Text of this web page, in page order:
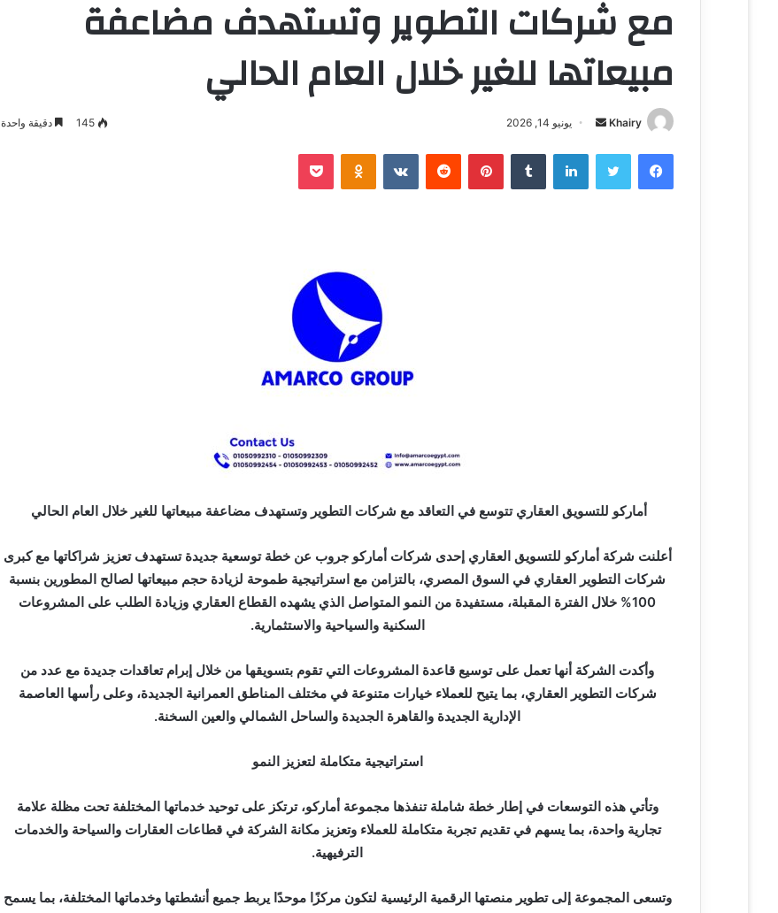
مع شركات التطوير وتستهدف مضاعفة
مبيعاتها للغير خلال العام الحالي
Khairy
أ
ل
يونيو 14, 2026 145 دقيقة واحدة
فيسبوك تويتر لينكدإن ‏Tumblr بينتيريست ‏Reddit
‏VKontakte
Odnoklassniki بوكيت
أماركو للتسويق العقاري تتوسع في التعاقد مع شركات التطوير وتستهدف مضاعفة مبيعاتها للغير خلال العام الحالي
أعلنت شركة أماركو للتسويق العقاري إحدى شركات أماركو جروب عن خطة توسعية جديدة تستهدف تعزيز شراكاتها مع كبرى
شركات التطوير العقاري في السوق المصري، بالتزامن مع استراتيجية طموحة لزيادة حجم مبيعاتها لصالح المطورين بنسبة
100% خلال الفترة المقبلة، مستفيدة من النمو المتواصل الذي يشهده القطاع العقاري وزيادة الطلب على المشروعات
السكنية والسياحية والاستثمارية.
وأكدت الشركة أنها تعمل على توسيع قاعدة المشروعات التي تقوم بتسويقها من خلال إبرام تعاقدات جديدة مع عدد من
شركات التطوير العقاري، بما يتيح للعملاء خيارات متنوعة في مختلف المناطق العمرانية الجديدة، وعلى رأسها العاصمة
الإدارية الجديدة والقاهرة الجديدة والساحل الشمالي والعين السخنة.
استراتيجية متكاملة لتعزيز النمو
وتأتي هذه التوسعات في إطار خطة شاملة تنفذها مجموعة أماركو، ترتكز على توحيد خدماتها المختلفة تحت مظلة علامة
تجارية واحدة، بما يسهم في تقديم تجربة متكاملة للعملاء وتعزيز مكانة الشركة في قطاعات العقارات والسياحة والخدمات
الترفيهية.
وتسعى المجموعة إلى تطوير منصتها الرقمية الرئيسية لتكون مركزًا موحدًا يربط جميع أنشطتها وخدماتها المختلفة، بما يسمح